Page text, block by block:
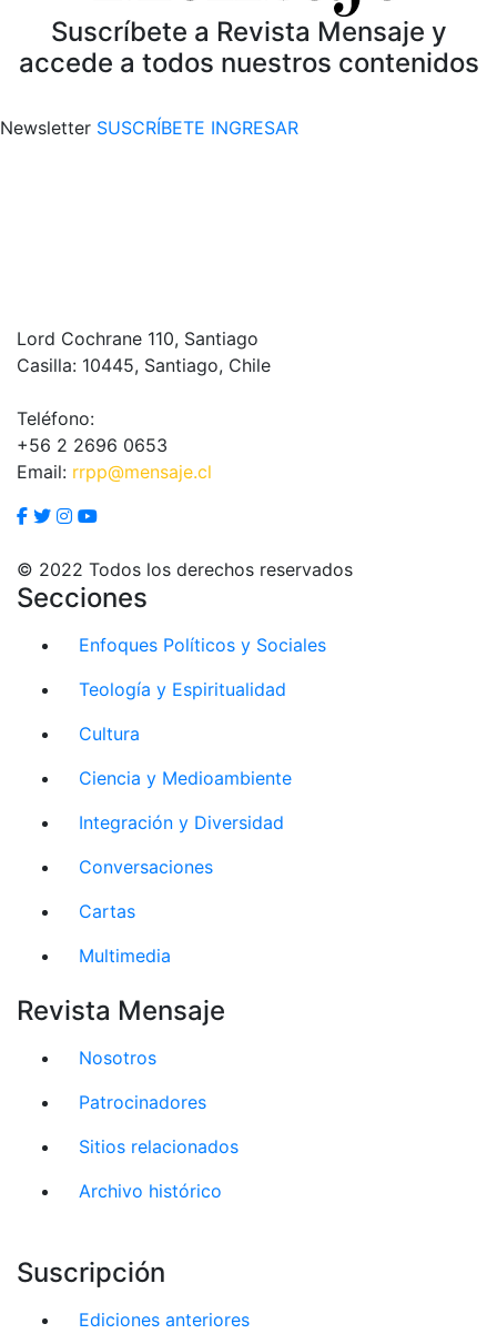
Suscríbete a Revista Mensaje y
accede a todos nuestros contenidos
Newsletter SUSCRÍBETE INGRESAR
Lord Cochrane 110, Santiago
Casilla: 10445, Santiago, Chile
Teléfono:
+56 2 2696 0653
Email: rrpp@mensaje.cl
© 2022 Todos los derechos reservados
Secciones
Enfoques Políticos y Sociales
Teología y Espiritualidad
Cultura
Ciencia y Medioambiente
Integración y Diversidad
Conversaciones
Cartas
Multimedia
Revista Mensaje
Nosotros
Patrocinadores
Sitios relacionados
Archivo histórico
Suscripción
Ediciones anteriores